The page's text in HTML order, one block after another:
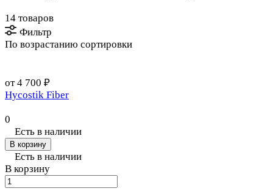
14 товаров
Фильтр
По возрастанию сортировки
от 4 700 ₽
Hycostik Fiber
0
Есть в наличии
В корзину
Есть в наличии
В корзину